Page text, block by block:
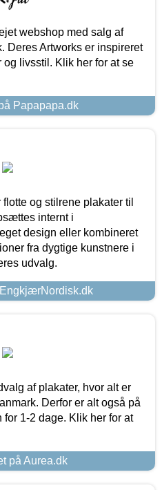
webshop med salg af
Deres Artworks er inspireret
livsstil. Klik her for at se
Papapapa.dk
og stilrene plakater til
internt i
design eller kombineret
fra dygtige kunstnere i
udvalg.
af plakater, hvor alt er
Derfor er alt også på
for 1-2 dage. Klik her for at
på Aurea.dk